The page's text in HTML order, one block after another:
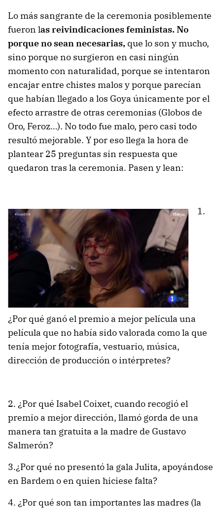
Lo más sangrante de la ceremonia posiblemente
fueron las reivindicaciones feministas. No
porque no sean necesarias, que lo son y mucho,
sino porque no surgieron en casi ningún
momento con naturalidad, porque se intentaron
encajar entre chistes malos y porque parecían
que habían llegado a los Goya únicamente por el
efecto arrastre de otras ceremonias (Globos de
Oro, Feroz…). No todo fue malo, pero casi todo
resultó mejorable. Y por eso llega la hora de
plantear 25 preguntas sin respuesta que
quedaron tras la ceremonia. Pasen y lean:
1.
¿Por qué ganó el premio a mejor película una
película que no había sido valorada como la que
tenía mejor fotografía, vestuario, música,
dirección de producción o intérpretes?
2. ¿Por qué Isabel Coixet, cuando recogió el
premio a mejor dirección, llamó gorda de una
manera tan gratuita a la madre de Gustavo
Salmerón?
3.¿Por qué no presentó la gala Julita, apoyándose
en Bardem o en quien hiciese falta?
4. ¿Por qué son tan importantes las madres (la